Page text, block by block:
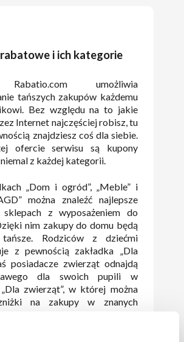
i ich kategorie
umożliwia
tańszych zakupów każdemu
Bez względu na to jakie
Internet najczęściej robisz, tu
znajdziesz coś dla siebie.
ofercie serwisu są kupony
z każdej kategorii.
„Dom i ogród”, „Meble” i
można znaleźć najlepsze
z wyposażeniem do
nim zakupy do domu będą
tańsze. Rodziców z dziećmi
z pewnością zakładka „Dla
posiadacze zwierząt odnajdą
dla swoich pupili w
zwierząt”, w której można
na zakupy w znanych